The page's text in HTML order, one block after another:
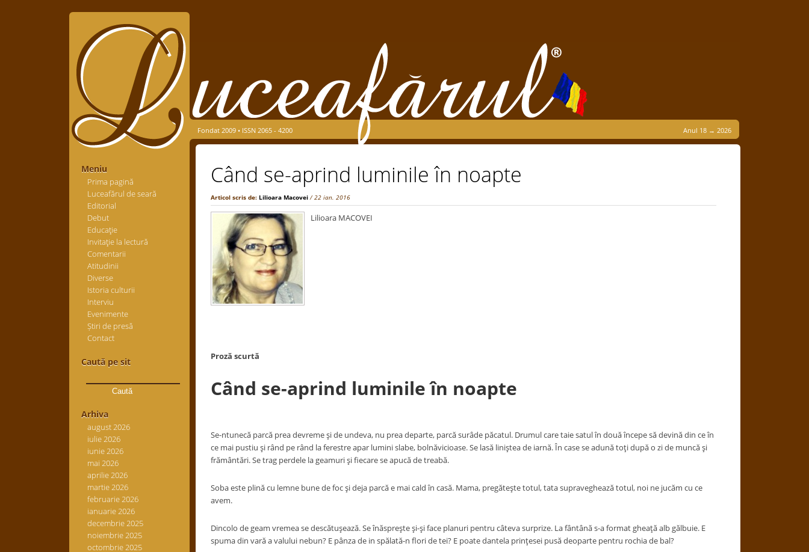
Meniu
Prima pagină
Luceafărul de seară
Editorial
Debut
Educaţie
Invitaţie la lectură
Comentarii
Atitudinii
Diverse
Istoria culturii
Interviu
Evenimente
Știri de presă
Contact
Caută pe sit
după:
Arhiva
august 2026
iulie 2026
iunie 2026
mai 2026
aprilie 2026
martie 2026
februarie 2026
ianuarie 2026
decembrie 2025
noiembrie 2025
octombrie 2025
Fondat 2009 • ISSN 2065 - 4200 Anul 18 → 2026
Când se-aprind luminile în noapte
Articol scris de: Lilioara Macovei / 22 ian. 2016
Lilioara MACOVEI
Proză scurtă
Când se-aprind luminile în noapte
Se-ntunecă parcă prea devreme şi de undeva, nu prea departe, parcă surâde păcatul. Drumul care taie satul în două începe să devină din ce în
ce mai pustiu şi rând pe rând la ferestre apar lumini slabe, bolnăvicioase. Se lasă liniştea de iarnă. În case se adună toţi după o zi de muncă şi
frământări. Se trag perdele la geamuri şi fiecare se apucă de treabă.
Soba este plină cu lemne bune de foc şi deja parcă e mai cald în casă. Mama, pregăteşte totul, tata supraveghează totul, noi ne jucăm cu ce
avem.
Dincolo de geam vremea se descătuşează. Se înăspreşte şi-şi face planuri pentru câteva surprize. La fântână s-a format gheaţă alb gălbuie. E
spuma din vară a valului nebun? E pânza de in spălată-n flori de tei? E poate dantela prinţesei pusă deoparte pentru rochia de bal?